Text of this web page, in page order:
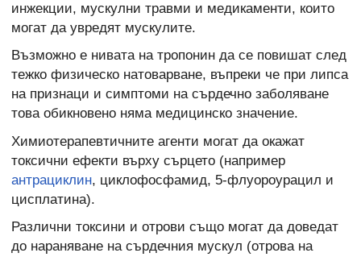
инжекции, мускулни травми и медикаменти, които
могат да увредят мускулите.
Възможно е нивата на тропонин да се повишат след
тежко физическо натоварване, въпреки че при липса
на признаци и симптоми на сърдечно заболяване
това обикновено няма медицинско значение.
Химиотерапевтичните агенти могат да окажат
токсични ефекти върху сърцето (например
антрациклин, циклофосфамид, 5-флуороурацил и
цисплатина).
Различни токсини и отрови също могат да доведат
до нараняване на сърдечния мускул (отрова на